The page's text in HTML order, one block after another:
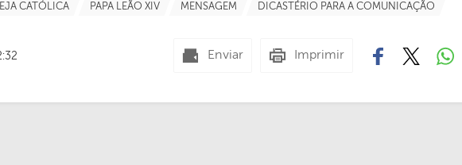
CATÓLICA PAPA LEÃO XIV MENSAGEM DICASTÉRIO PARA A COMUNICAÇÃO
Enviar Imprimir